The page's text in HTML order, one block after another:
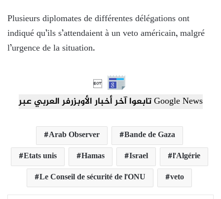
Plusieurs diplomates de différentes délégations ont
indiqué qu’ils s’attendaient à un veto américain, malgré
l’urgence de la situation.

تابعوا آخر أخبار الأوبزرفر العربي عبر Google News
Arab Observer
Bande de Gaza
Etats unis
Hamas Israel
l'Algérie
Le Conseil de sécurité de l'ONU
veto